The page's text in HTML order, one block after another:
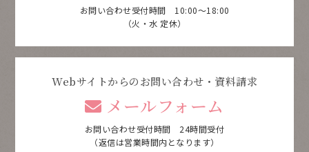
お問い合わせ受付時間 10:00～18:00
（火・水 定休）
Webサイトからのお問い合わせ・資料請求
メールフォーム
お問い合わせ受付時間 24時間受付
（返信は営業時間内となります）